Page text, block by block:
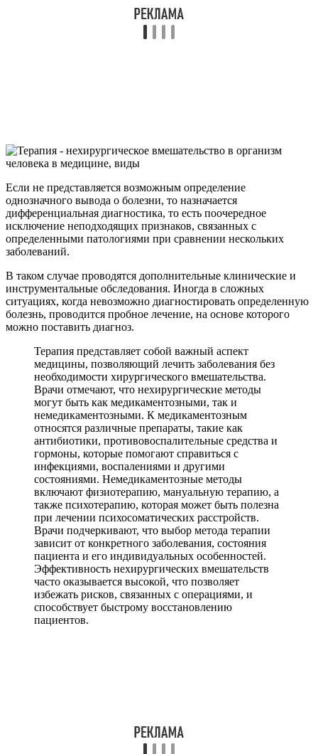
Если не представляется возможным определение
однозначного вывода о болезни, то назначается
дифференциальная диагностика, то есть поочередное
исключение неподходящих признаков, связанных с
определенными патологиями при сравнении нескольких
заболеваний.
В таком случае проводятся дополнительные клинические и
инструментальные обследования. Иногда в сложных
ситуациях, когда невозможно диагностировать определенную
болезнь, проводится пробное лечение, на основе которого
можно поставить диагноз.
Терапия представляет собой важный аспект
медицины, позволяющий лечить заболевания без
необходимости хирургического вмешательства.
Врачи отмечают, что нехирургические методы
могут быть как медикаментозными, так и
немедикаментозными. К медикаментозным
относятся различные препараты, такие как
антибиотики, противовоспалительные средства и
гормоны, которые помогают справиться с
инфекциями, воспалениями и другими
состояниями. Немедикаментозные методы
включают физиотерапию, мануальную терапию, а
также психотерапию, которая может быть полезна
при лечении психосоматических расстройств.
Врачи подчеркивают, что выбор метода терапии
зависит от конкретного заболевания, состояния
пациента и его индивидуальных особенностей.
Эффективность нехирургических вмешательств
часто оказывается высокой, что позволяет
избежать рисков, связанных с операциями, и
способствует быстрому восстановлению
пациентов.